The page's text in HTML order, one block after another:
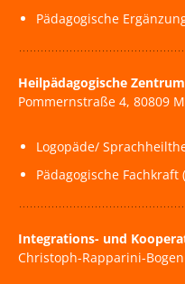
Pädagogische
Heilpädagogische Zentrum
Pommernstraße 4, 80809
Logopäde/
Pädagogische
Integrations- und
Christoph-Rapparini-